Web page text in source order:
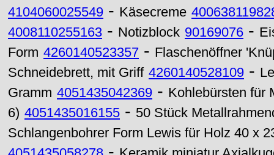
4104060025549 - Käsecreme
4008110255163 - Notizblock 90169076 -
Form 4260140523357 - Flaschenöffner
Schneidebrett, mit Griff 4260140528109 -
Gramm 4051435042369 - Kohlebürsten für
6) 4051435016155 - 50 Stück
Schlangenbohrer Form Lewis für Holz 40 x